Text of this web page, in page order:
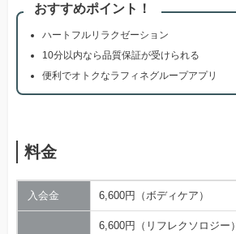
おすすめポイント！
ハートフルリラクゼーション
10分以内なら品質保証が受けられる
便利でオトクなラフィネグループアプリ
料金
入会金 6,600円（ボディケア）
6,600円（リフレクソロジー）